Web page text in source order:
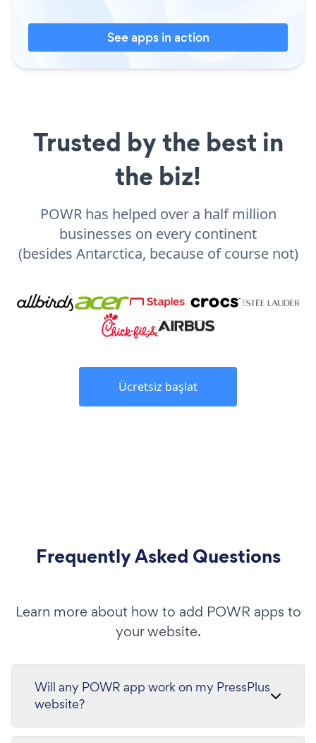
See apps in action
Trusted by the best in
the biz!
POWR has helped over a half million
businesses on every continent
(besides Antarctica, because of course not)
Ücretsiz başlat
Frequently Asked Questions
Learn more about how to add POWR apps to
your website.
Will any POWR app work on my PressPlus
website?